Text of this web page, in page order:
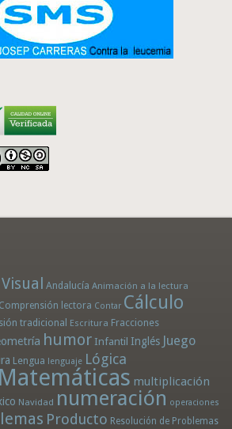
Andalucía Animación a la lectura
Comprensión lectora Contar Cálculo
tradicional Escritura Fracciones
humor Infantil Inglés Juego
Lengua lenguaje Lógica
Matemáticas multiplicación
Navidad numeración operaciones
Producto Resolución de Problemas